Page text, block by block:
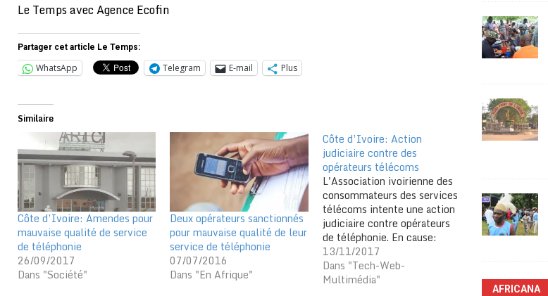
Le Temps avec Agence Ecofin
Partager cet article Le Temps:
WhatsApp Telegram E-mail Plus
Similaire
Côte d’Ivoire: Amendes pour
mauvaise qualité de service
de téléphonie
26/09/2017
Dans "Société"
Deux opérateurs sanctionnés
pour mauvaise qualité de leur
service de téléphonie
07/07/2016
Dans "En Afrique"
Côte d’Ivoire: Action
judiciaire contre des
opérateurs télécoms
L'Association ivoirienne des
consommateurs des services
télécoms intente une action
judiciaire contre opérateurs
de téléphonie. En cause:
qualité services. Le président
du conseil d'administration
de l'association des
13/11/2017
Dans "Tech-Web-
Multimédia"
AFRICANA